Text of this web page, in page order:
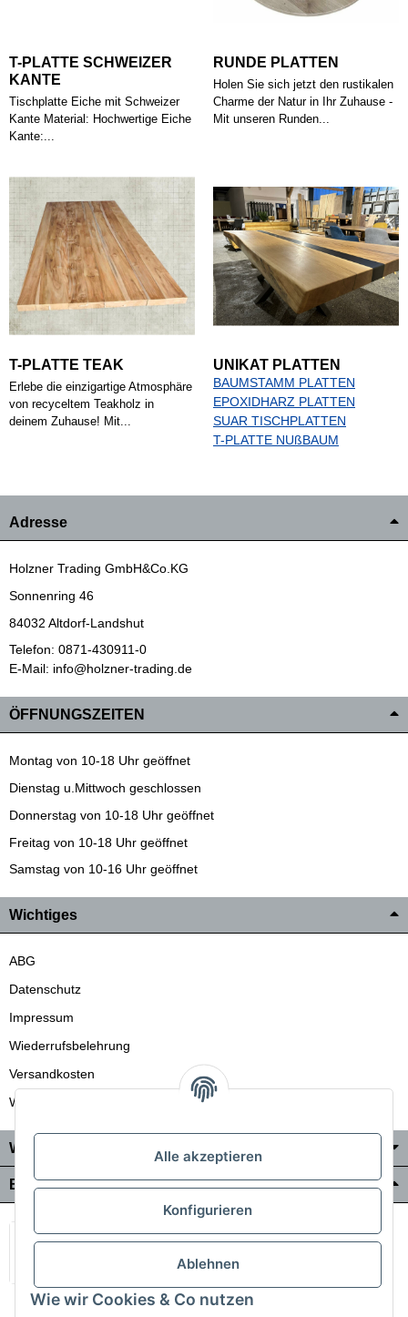
T-PLATTE SCHWEIZER
KANTE
Tischplatte Eiche mit Schweizer
Kante Material: Hochwertige Eiche
Kante:...
RUNDE PLATTEN
Holen Sie sich jetzt den rustikalen
Charme der Natur in Ihr Zuhause -
Mit unseren Runden...
T-PLATTE TEAK
Erlebe die einzigartige Atmosphäre
von recyceltem Teakholz in
deinem Zuhause! Mit...
UNIKAT PLATTEN
BAUMSTAMM PLATTEN
EPOXIDHARZ PLATTEN
SUAR TISCHPLATTEN
T-PLATTE NUßBAUM
Adresse
Holzner Trading GmbH&Co.KG
Sonnenring 46
84032 Altdorf-Landshut
Telefon: 0871-430911-0
E-Mail: info@holzner-trading.de
ÖFFNUNGSZEITEN
Montag von 10-18 Uhr geöffnet
Dienstag u.Mittwoch geschlossen
Donnerstag von 10-18 Uhr geöffnet
Freitag von 10-18 Uhr geöffnet
Samstag von 10-16 Uhr geöffnet
Wichtiges
ABG
Datenschutz
Impressum
Wiederrufsbelehrung
Versandkosten
Wir liefern auch in die Schweiz
Wo Sie uns finden
Bezahlung & Versand
Alle akzeptieren
Konfigurieren
Ablehnen
Wie wir Cookies & Co nutzen